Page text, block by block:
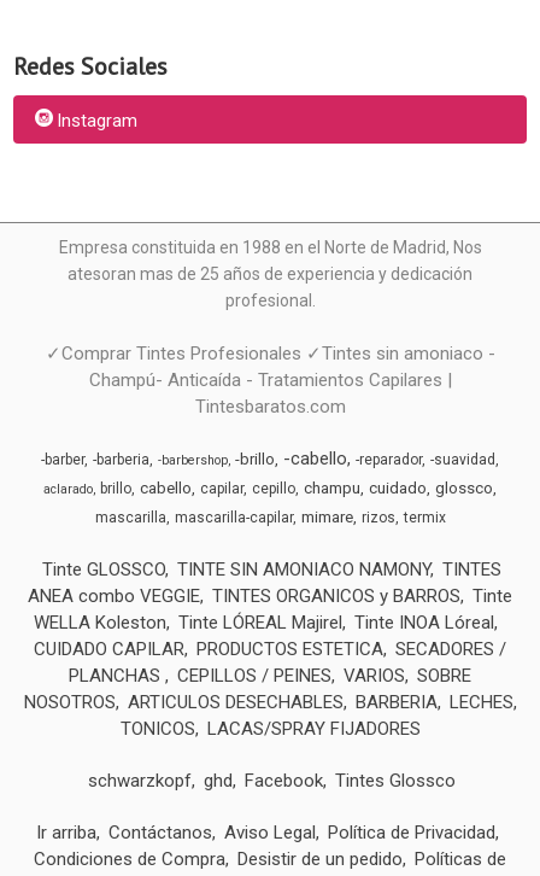
Redes Sociales
Instagram
Empresa constituida en 1988 en el Norte de Madrid, Nos
atesoran mas de 25 años de experiencia y dedicación
profesional.
✓Comprar Tintes Profesionales ✓Tintes sin amoniaco -
Champú- Anticaída - Tratamientos Capilares |
Tintesbaratos.com
-barber -barberia -barbershop -brillo -cabello -reparador -suavidad
aclarado brillo cabello capilar cepillo champu cuidado glossco
mascarilla mascarilla-capilar mimare rizos termix
Tinte GLOSSCO TINTE SIN AMONIACO NAMONY TINTES
ANEA combo VEGGIE TINTES ORGANICOS y BARROS
Tinte
WELLA Koleston
Tinte LÓREAL Majirel
Tinte INOA Lóreal
CUIDADO CAPILAR PRODUCTOS ESTETICA SECADORES /
PLANCHAS
CEPILLOS / PEINES VARIOS
SOBRE
NOSOTROS
ARTICULOS DESECHABLES BARBERIA LECHES,
TONICOS
LACAS/SPRAY FIJADORES
schwarzkopf ghd Facebook Tintes Glossco
Ir arriba Contáctanos Aviso Legal
Política de Privacidad
Condiciones de Compra Desistir de un pedido
Políticas de